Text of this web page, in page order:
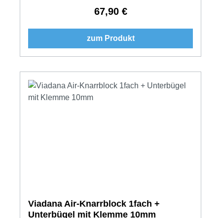
Regulärer Preis:
67,90 €
zum Produkt
Viadana Air-Knarrblock 1fach +
Unterbügel mit Klemme 10mm